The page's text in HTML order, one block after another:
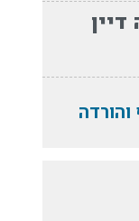
והורדה